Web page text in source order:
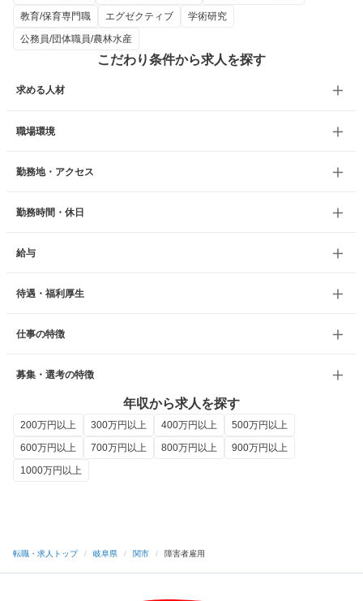
教育/保育専門職
エグゼクティブ
学術研究
公務員/団体職員/農林水産
こだわり条件から求人を探す
求める人材
職場環境
勤務地・アクセス
勤務時間・休日
給与
待遇・福利厚生
仕事の特徴
募集・選考の特徴
年収から求人を探す
200万円以上 300万円以上 400万円以上
500万円以上
600万円以上
700万円以上 800万円以上
900万円以上
1000万円以上
転職・求人トップ / 岐阜県 / 関市 / 障害者雇用